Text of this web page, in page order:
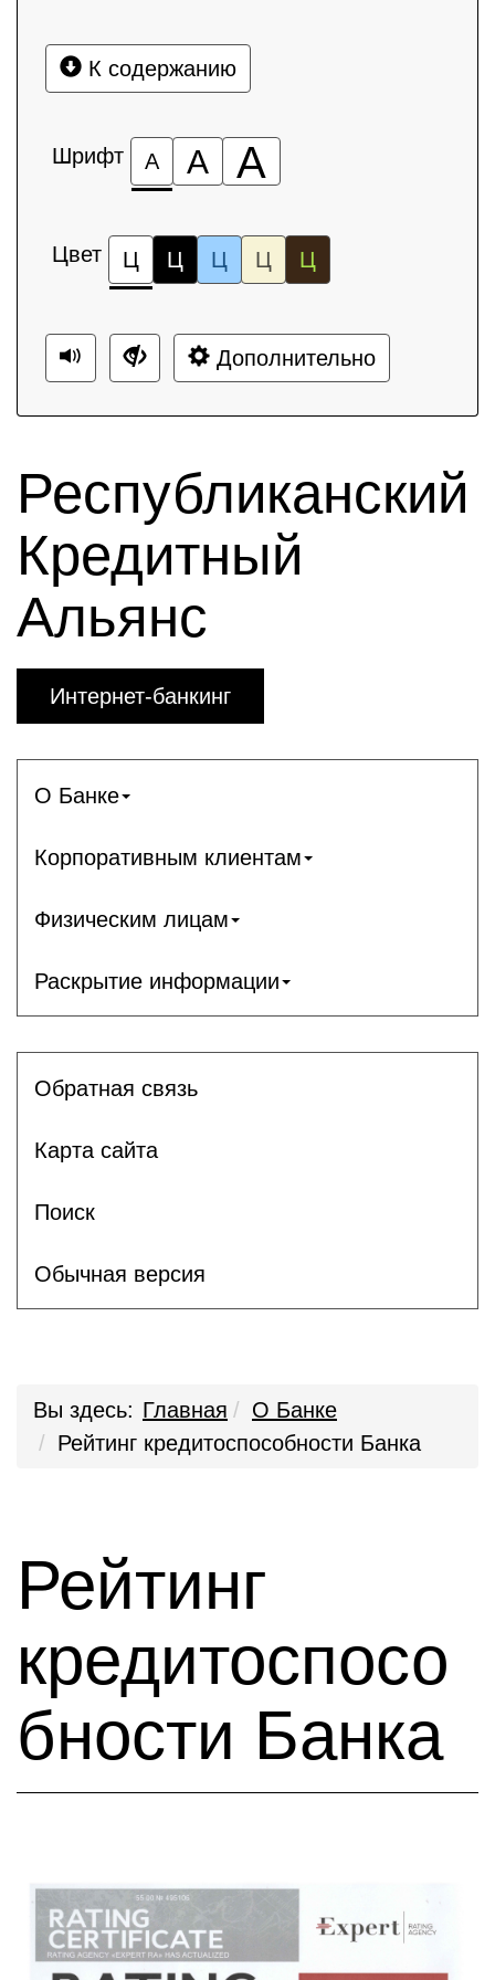
К содержанию
Шрифт А А А
Цвет Ц Ц Ц Ц Ц
Дополнительно
Республиканский
Кредитный
Альянс
Интернет-банкинг
О Банке
Корпоративным клиентам
Физическим лицам
Раскрытие информации
Обратная связь
Карта сайта
Поиск
Обычная версия
Вы здесь: Главная
О Банке
Рейтинг кредитоспособности Банка
Рейтинг
кредитоспосо
бности Банка